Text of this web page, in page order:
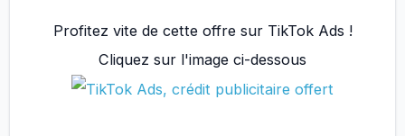
Profitez vite de cette offre sur TikTok Ads !
Cliquez sur l'image ci-dessous